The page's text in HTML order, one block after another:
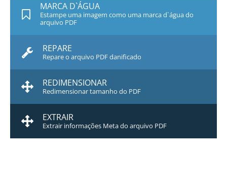
MARCA D`ÁGUA
Estampe uma imagem como uma marca d`água do
arquivo PDF
REPARE
Repare o arquivo PDF danificado
REDIMENSIONAR
Redimensionar tamanho do PDF
EXTRAIR
Extrair informações Meta do arquivo PDF